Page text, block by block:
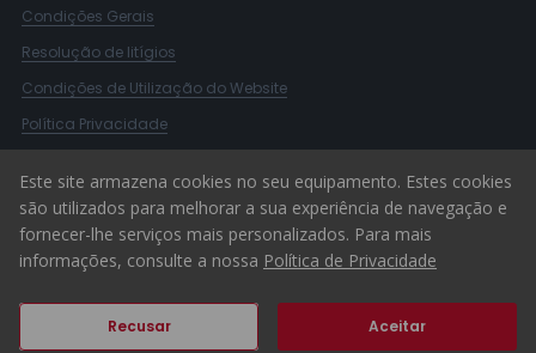
Condições Gerais
Resolução de litígios
Condições de Utilização do Website
Política Privacidade
© 2026 ERA Portugal
Este site armazena cookies no seu equipamento. Estes cookies
são utilizados para melhorar a sua experiência de navegação e
fornecer-lhe serviços mais personalizados. Para mais
informações, consulte a nossa Política de Privacidade
Recusar Aceitar